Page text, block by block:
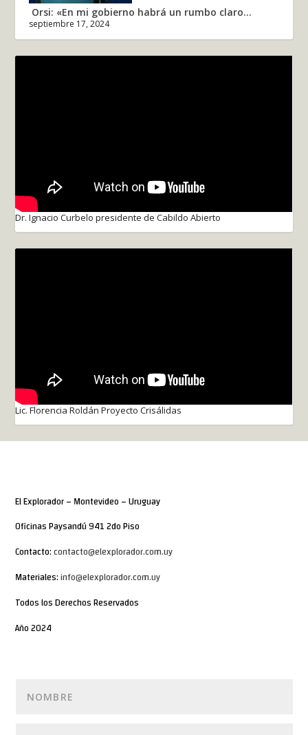
Orsi: «En mi gobierno habrá un rumbo claro...
septiembre 17, 2024
Dr. Ignacio Curbelo presidente de Cabildo Abierto
Lic. Florencia Roldán Proyecto Crisálidas
El Explorador – Montevideo – Uruguay
Oficinas Paysandú 941 2do Piso
Contacto:contacto@elexplorador.com.uy
Materiales:info@elexplorador.com.uy
Todos los Derechos Reservados
Año 2024